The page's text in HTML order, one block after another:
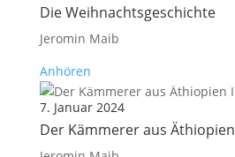
Die Weihnachtsgeschichte
Jeromin Maib
Anhören
7. Januar 2024
Der Kämmerer aus Äthiopien